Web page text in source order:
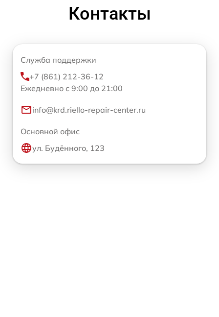
Контакты
Служба поддержки
+7 (861) 212-36-12
Ежедневно с 9:00 до 21:00
info@krd.riello-repair-center.ru
Основной офис
ул. Будённого, 123